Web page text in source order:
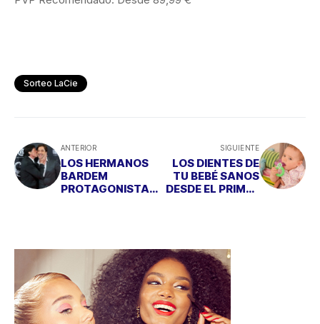
Sorteo LaCie
ANTERIOR
LOS HERMANOS
BARDEM
PROTAGONISTAS
SIGUIENTE
LOS DIENTES DE
TU BEBÉ SANOS
DESDE EL PRIMER